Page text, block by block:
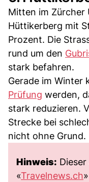
Mitten im Zürcher
Hüttikerberg mit
Prozent. Die
rund um den
stark befahren.
Gerade im Winter
Prüfung werden,
stark reduzieren.
Strecke bei
nicht ohne Grund.
Hinweis:
«Travelnews.ch